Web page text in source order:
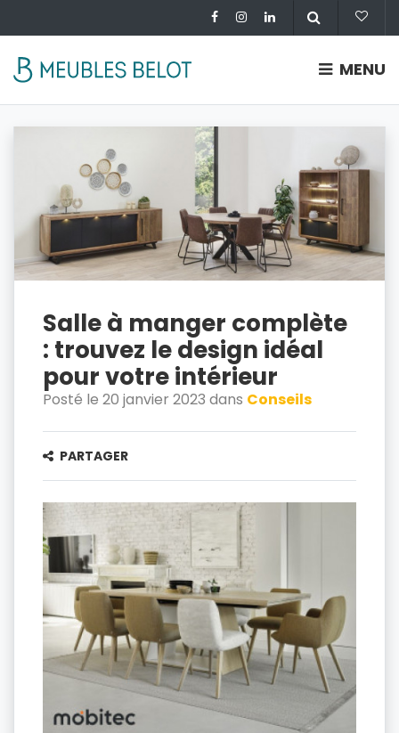
MENU
Salle à manger complète
: trouvez le design idéal
pour votre intérieur
Posté le 20 janvier 2023 dans Conseils
PARTAGER